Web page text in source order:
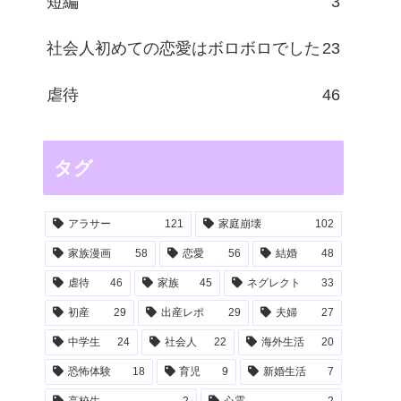
社会人初めての恋愛はボロボロでした 23
虐待 46
タグ
アラサー 121 家庭崩壊 102
家族漫画 58 恋愛 56 結婚 48
虐待 46 家族 45 ネグレクト 33
初産 29 出産レポ 29 夫婦 27
中学生 24 社会人 22 海外生活 20
恐怖体験 18 育児 9 新婚生活 7